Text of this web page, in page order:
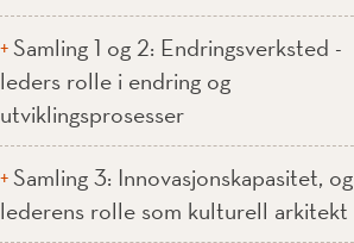
Samling 1 og 2: Endringsverksted -
leders rolle i endring og
utviklingsprosesser
Samling 3: Innovasjonskapasitet, og
lederens rolle som kulturell arkitekt